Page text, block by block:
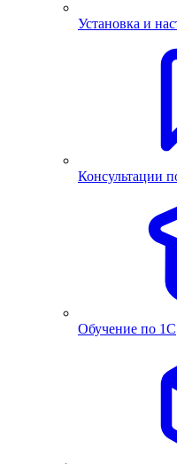
Установка и
Консультации
Обучение по 1С